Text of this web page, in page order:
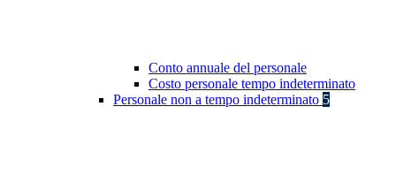
Conto annuale del personale
Costo personale tempo indeterminato
Personale non a tempo indeterminato 5